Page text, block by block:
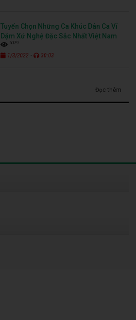
Tuyển Chọn Những Ca Khúc Dân Ca Ví
Dặm Xứ Nghệ Đặc Sắc Nhất Việt Nam
6079
1/3/2022 - 30:03
Đọc thêm